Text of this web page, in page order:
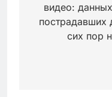
видео:
пострадавших
сих пор